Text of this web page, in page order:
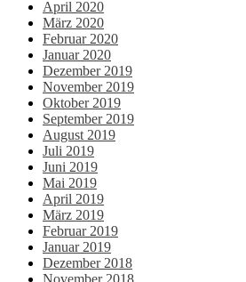
April 2020
März 2020
Februar 2020
Januar 2020
Dezember 2019
November 2019
Oktober 2019
September 2019
August 2019
Juli 2019
Juni 2019
Mai 2019
April 2019
März 2019
Februar 2019
Januar 2019
Dezember 2018
November 2018